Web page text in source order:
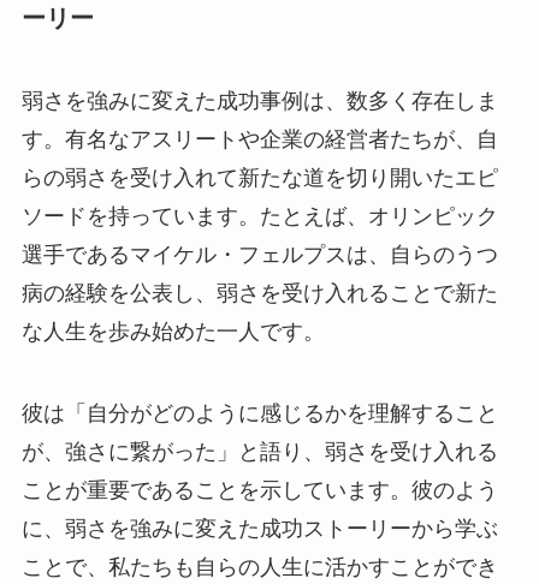
ーリー
弱さを強みに変えた成功事例は、数多く存在しま
す。有名なアスリートや企業の経営者たちが、自
らの弱さを受け入れて新たな道を切り開いたエピ
ソードを持っています。たとえば、オリンピック
選手であるマイケル・フェルプスは、自らのうつ
病の経験を公表し、弱さを受け入れることで新た
な人生を歩み始めた一人です。
彼は「自分がどのように感じるかを理解すること
が、強さに繋がった」と語り、弱さを受け入れる
ことが重要であることを示しています。彼のよう
に、弱さを強みに変えた成功ストーリーから学ぶ
ことで、私たちも自らの人生に活かすことができ